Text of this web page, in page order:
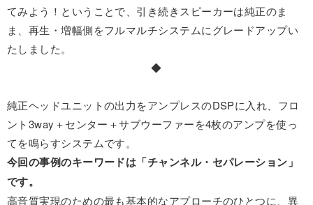
てみよう！ということで、引き続きスピーカーは純正のま
ま、再生・増幅側をフルマルチシステムにグレードアップい
たしました。
◆
純正ヘッドユニットの出力をアンプレスのDSPに入れ、フロ
ント3way＋センター＋サブウーファーを4枚のアンプを使っ
てを鳴らすシステムです。
今回の事例のキーワードは「チャンネル・セパレーション」
です。
高音質実現のための最も基本的なアプローチのひとつに、異